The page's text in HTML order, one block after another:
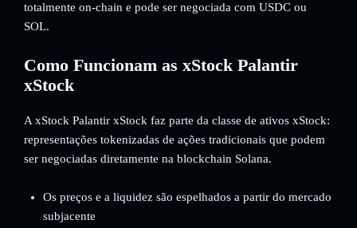
totalmente on-chain e pode ser negociada com USDC ou
SOL.
Como Funcionam as xStock Palantir
xStock
A xStock Palantir xStock faz parte da classe de ativos xStock:
representações tokenizadas de ações tradicionais que podem
ser negociadas diretamente na blockchain Solana.
Os preços e a liquidez são espelhados a partir do mercado
subjacente